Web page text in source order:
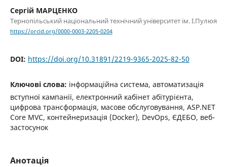
Сергій МАРЦЕНКО
Тернопільський національний технічний університет ім. І.Пулюя
https://orcid.org/0000-0003-2205-0204
DOI: https://doi.org/10.31891/2219-9365-2025-82-50
Ключові слова: інформаційна система, автоматизація
вступної кампанії, електронний кабінет абітурієнта,
цифрова трансформація, масове обслуговування, ASP.NET
Core MVC, контейнеризація (Docker), DevOps, ЄДЕБО, веб-
застосунок
Анотація